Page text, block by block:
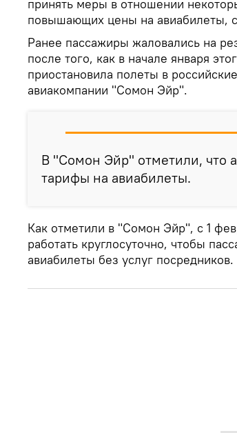
принять меры в отношении
повышающих цены на авиабилеты,
Ранее пассажиры жаловались на
после того, как в начале января
приостановила полеты в
авиакомпании "Сомон Эйр".
В "Сомон Эйр" отметили, что
тарифы на авиабилеты.
Как отметили в "Сомон Эйр", с 1
работать круглосуточно, чтобы
авиабилеты без услуг посредников.